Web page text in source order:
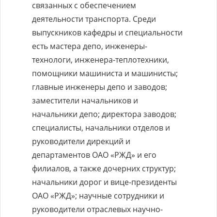
связанных с обеспечением
деятельности транспорта. Среди
выпускников кафедры и специальности
есть мастера депо, инженеры-
технологи, инженера-теплотехники,
помощники машиниста и машинисты;
главные инженеры депо и заводов;
заместители начальников и
начальники депо; директора заводов;
специалисты, начальники отделов и
руководители дирекций и
департаментов ОАО «РЖД» и его
филиалов, а также дочерних структур;
начальники дорог и вице-президенты
ОАО «РЖД»; научные сотрудники и
руководители отраслевых научно-